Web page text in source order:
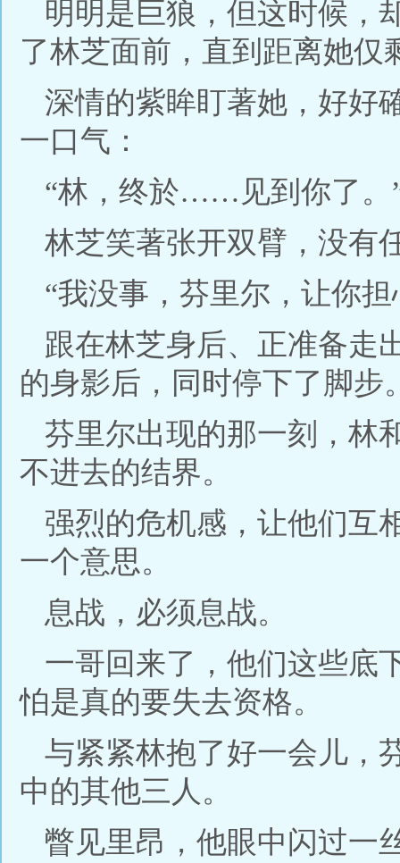
明明是巨狼，但这时候，
了林芝面前，直到距离她
深情的紫眸盯著她，好好
一口气：
“林，终於……见到你了。
林芝笑著张开双臂，没有
“我没事，芬里尔，让你担
跟在林芝身后、正准备走
的身影后，同时停下了脚步
芬里尔出现的那一刻，林
不进去的结界。
强烈的危机感，让他们互
一个意思。
息战，必须息战。
一哥回来了，他们这些底
怕是真的要失去资格。
与紧紧林抱了好一会儿，
中的其他三人。
瞥见里昂，他眼中闪过一